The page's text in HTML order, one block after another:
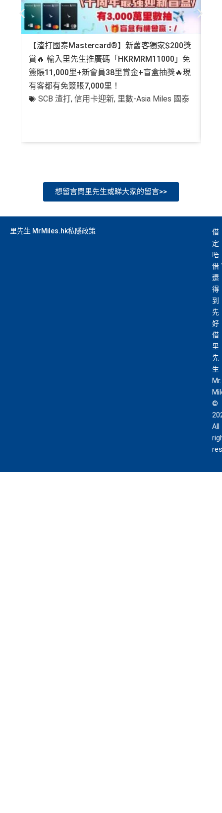
【渣打國泰Mastercard®】新舊客獨家$200獎
賞🔥 輸入里先生推廣碼「HKRMRM11000」免
簽賬11,000里+新會員38里賞金+盲盒抽獎🔥現
有客都有免簽賬7,000里！
SCB 渣打,信用卡迎新, 里數-Asia Miles 國泰
想留言問里先生或睇大家的留言>>
里先生 MrMiles.hk私隱政策
借
定
唔
借
還
得
到
先
好
借
里
先
生
Mr.
©
All